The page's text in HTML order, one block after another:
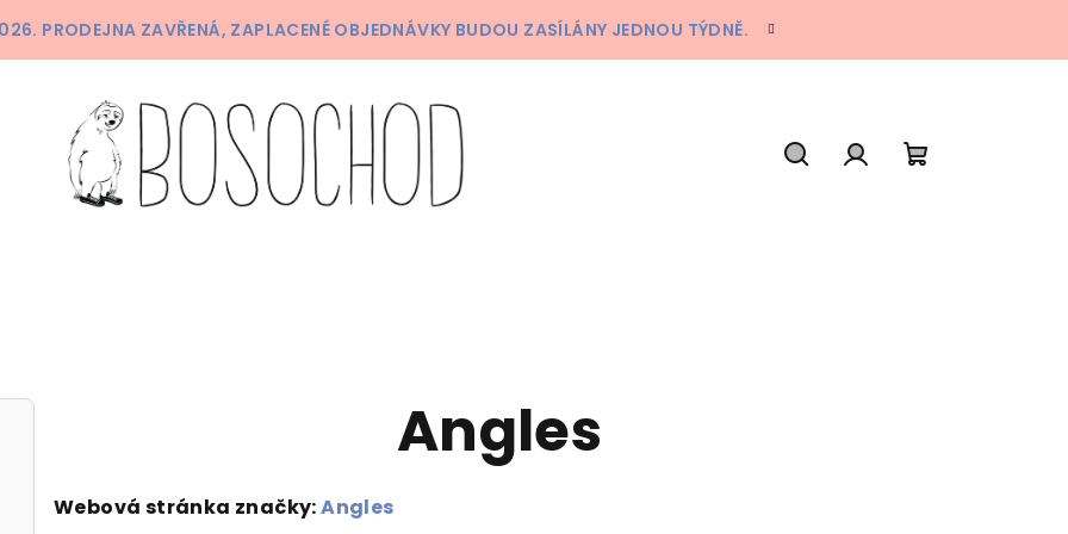
PRODEJNA ZAVŘENÁ, ZAPLACENÉ OBJEDNÁVKY BUDOU ZASÍLÁNY JEDNOU TÝDNĚ.
Angles
Webová stránka značky:Angles